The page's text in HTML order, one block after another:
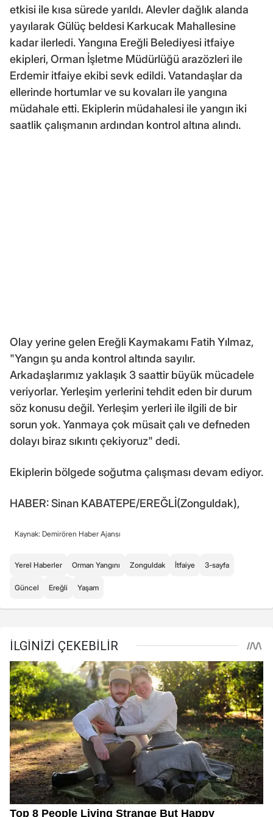
etkisi ile kısa sürede yarıldı. Alevler dağlık alanda
yayılarak Gülüç beldesi Karkucak Mahallesine
kadar ilerledi. Yangına Ereğli Belediyesi itfaiye
ekipleri, Orman İşletme Müdürlüğü arazözleri ile
Erdemir itfaiye ekibi sevk edildi. Vatandaşlar da
ellerinde hortumlar ve su kovaları ile yangına
müdahale etti. Ekiplerin müdahalesi ile yangın iki
saatlik çalışmanın ardından kontrol altına alındı.
Olay yerine gelen Ereğli Kaymakamı Fatih Yılmaz,
"Yangın şu anda kontrol altında sayılır.
Arkadaşlarımız yaklaşık 3 saattir büyük mücadele
veriyorlar. Yerleşim yerlerini tehdit eden bir durum
söz konusu değil. Yerleşim yerleri ile ilgili de bir
sorun yok. Yanmaya çok müsait çalı ve defneden
dolayı biraz sıkıntı çekiyoruz" dedi.
Ekiplerin bölgede soğutma çalışması devam ediyor.
HABER: Sinan KABATEPE/EREĞLİ(Zonguldak),
Kaynak: Demirören Haber Ajansı
Yerel Haberler Orman Yangını Zonguldak İtfaiye 3-sayfa
Güncel Ereğli Yaşam